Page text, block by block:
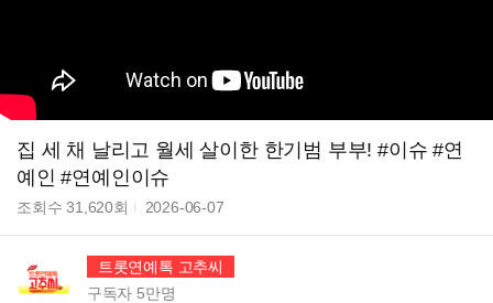
집 세 채 날리고 월세 살이한 한기범 부부! #이슈 #연
예인 #연예인이슈
조회수31,620회 2026-06-07
트롯연예톡 고추씨
구독자 5만명